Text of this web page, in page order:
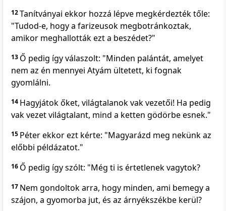
12Tanítványai ekkor hozzá lépve megkérdezték tőle:
"Tudod-e, hogy a farizeusok megbotránkoztak,
amikor meghallották ezt a beszédet?"
13 Ő pedig így válaszolt: "Minden palántát, amelyet
nem az én mennyei Atyám ültetett, ki fognak
gyomlálni.
14 Hagyjátok őket, világtalanok vak vezetői! Ha pedig
vak vezet világtalant, mind a ketten gödörbe esnek."
15 Péter ekkor ezt kérte: "Magyarázd meg nekünk az
előbbi példázatot."
16 Ő pedig így szólt: "Még ti is értetlenek vagytok?
17 Nem gondoltok arra, hogy minden, ami bemegy a
szájon, a gyomorba jut, és az árnyékszékbe kerül?